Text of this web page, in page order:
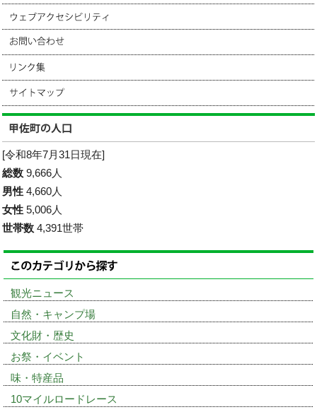
[令和8年7月31日現在]
総数 9,666人
男性 4,660人
女性 5,006人
世帯数 4,391世帯
観光ニュース
自然・キャンプ場
文化財・歴史
お祭・イベント
味・特産品
10マイルロードレース